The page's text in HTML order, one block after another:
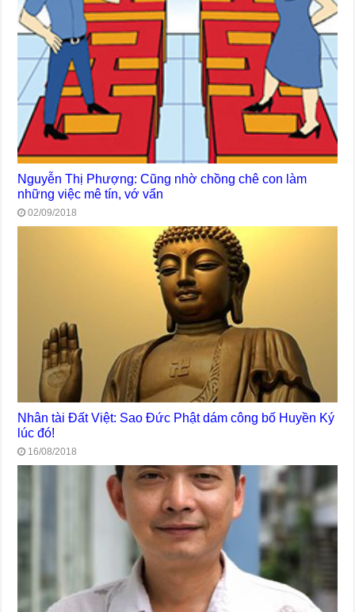
Nguyễn Thị Phượng: Cũng nhờ chồng chê con làm
những việc mê tín, vớ vẩn
02/09/2018
Nhân tài Đất Việt: Sao Đức Phật dám công bố Huyền Ký
lúc đó!
16/08/2018